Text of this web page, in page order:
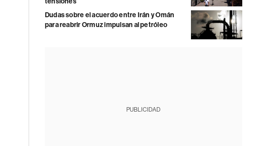
Dudas sobre el acuerdo entre Irán y Omán
para reabrir Ormuz impulsan al petróleo
PUBLICIDAD